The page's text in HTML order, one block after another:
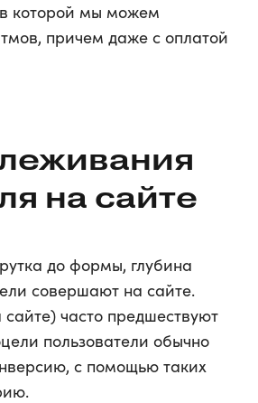
которой мы можем
причем даже с оплатой
на сайте
до формы, глубина
совершают на сайте.
часто предшествуют
пользователи обычно
с помощью таких